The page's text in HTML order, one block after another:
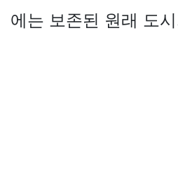
에는 보존된 원래 도